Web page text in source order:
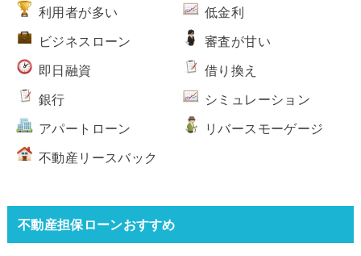
利用者が多い 低金利
ビジネスローン 審査が甘い
即日融資 借り換え
銀行 シミュレーション
アパートローン リバースモーゲージ
不動産リースバック
不動産担保ローンおすすめ